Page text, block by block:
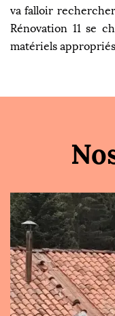
va falloir
Rénovation 11 se
matériels